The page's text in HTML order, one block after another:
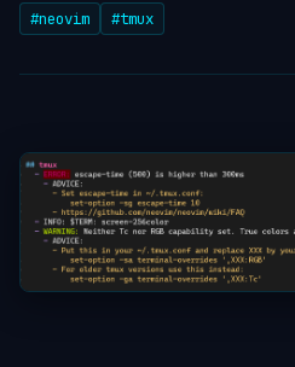
#neovim #tmux